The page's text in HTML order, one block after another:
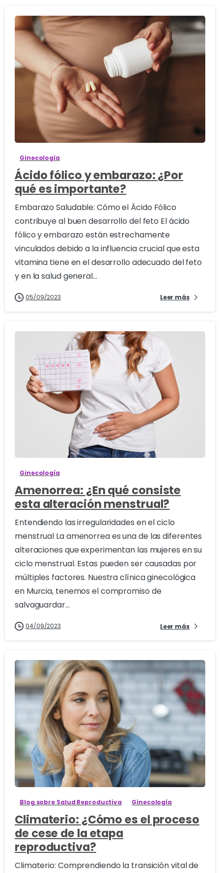
Ginecología
Ácido fólico y embarazo: ¿Por
qué es importante?
Embarazo Saludable: Cómo el Ácido Fólico
contribuye al buen desarrollo del feto El ácido
fólico y embarazo están estrechamente
vinculados debido a la influencia crucial que esta
vitamina tiene en el desarrollo adecuado del feto
y en la salud general...
05/09/2023 Leer más
Ginecología
Amenorrea: ¿En qué consiste
esta alteración menstrual?
Entendiendo las irregularidades en el ciclo
menstrual La amenorrea es una de las diferentes
alteraciones que experimentan las mujeres en su
ciclo menstrual. Estas pueden ser causadas por
múltiples factores. Nuestra clínica ginecológica
en Murcia, tenemos el compromiso de
salvaguardar...
04/09/2023 Leer más
Blog sobre Salud Reproductiva Ginecología
Climaterio: ¿Cómo es el proceso
de cese de la etapa
reproductiva?
Climaterio: Comprendiendo la transición vital de